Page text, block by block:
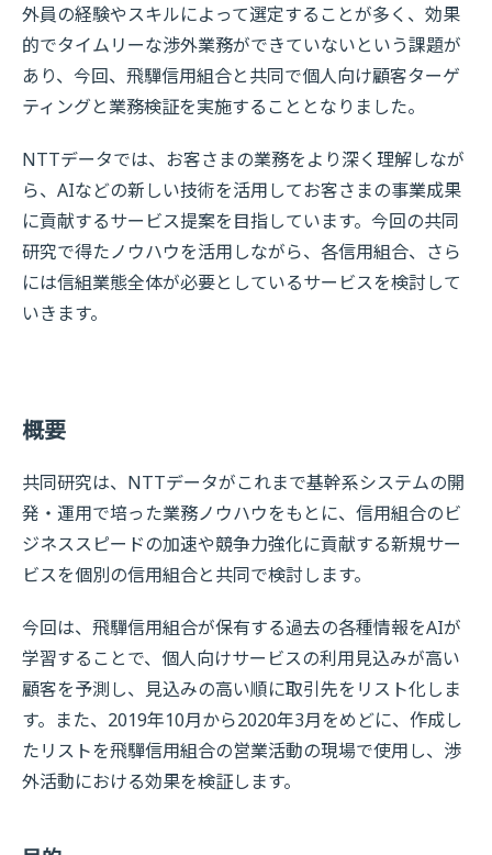
外員の経験やスキルによって選定することが多く、効果
的でタイムリーな渉外業務ができていないという課題が
あり、今回、飛驒信用組合と共同で個人向け顧客ターゲ
ティングと業務検証を実施することとなりました。
NTTデータでは、お客さまの業務をより深く理解しなが
ら、AIなどの新しい技術を活用してお客さまの事業成果
に貢献するサービス提案を目指しています。今回の共同
研究で得たノウハウを活用しながら、各信用組合、さら
には信組業態全体が必要としているサービスを検討して
いきます。
概要
共同研究は、NTTデータがこれまで基幹系システムの開
発・運用で培った業務ノウハウをもとに、信用組合のビ
ジネススピードの加速や競争力強化に貢献する新規サー
ビスを個別の信用組合と共同で検討します。
今回は、飛驒信用組合が保有する過去の各種情報をAIが
学習することで、個人向けサービスの利用見込みが高い
顧客を予測し、見込みの高い順に取引先をリスト化しま
す。また、2019年10月から2020年3月をめどに、作成し
たリストを飛驒信用組合の営業活動の現場で使用し、渉
外活動における効果を検証します。